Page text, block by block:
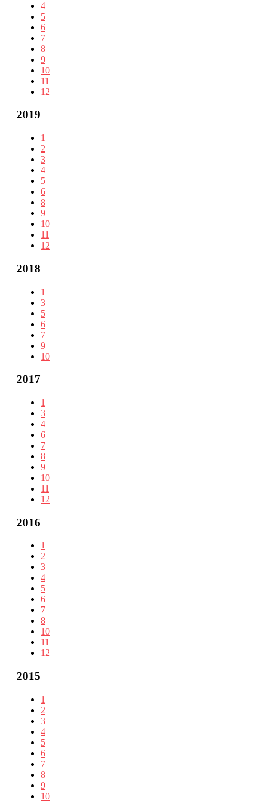
4
5
6
7
8
9
10
11
12
2019
1
2
3
4
5
6
8
9
10
11
12
2018
1
3
5
6
7
9
10
2017
1
3
4
6
7
8
9
10
11
12
2016
1
2
3
4
5
6
7
8
10
11
12
2015
1
2
3
4
5
6
7
8
9
10